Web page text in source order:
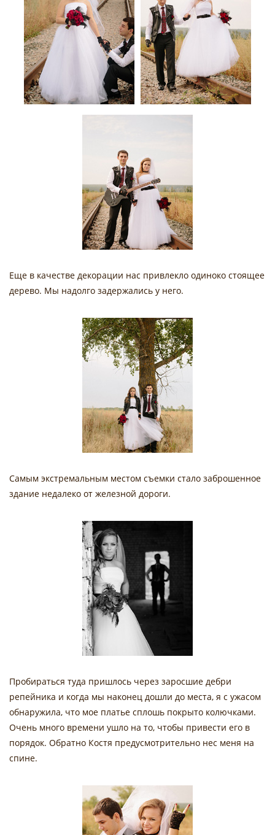
Еще в качестве декорации нас привлекло одиноко стоящее
дерево. Мы надолго задержались у него.
Самым экстремальным местом съемки стало заброшенное
здание недалеко от железной дороги.
Пробираться туда пришлось через заросшие дебри
репейника и когда мы наконец дошли до места, я с ужасом
обнаружила, что мое платье сплошь покрыто колючками.
Очень много времени ушло на то, чтобы привести его в
порядок. Обратно Костя предусмотрительно нес меня на
спине.